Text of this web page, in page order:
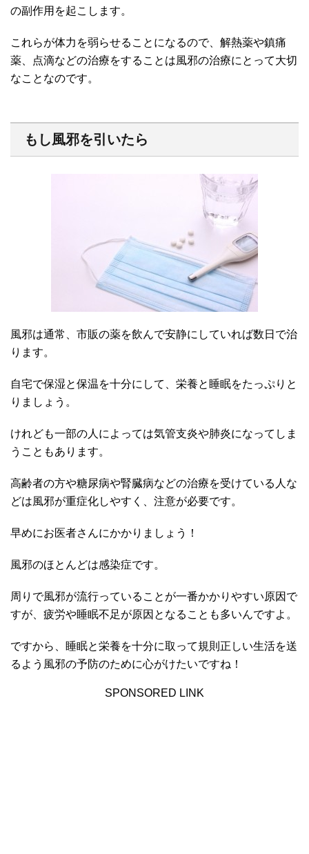
の副作用を起こします。
これらが体力を弱らせることになるので、解熱薬や鎮痛
薬、点滴などの治療をすることは風邪の治療にとって大切
なことなのです。
もし風邪を引いたら
風邪は通常、市販の薬を飲んで安静にしていれば数日で治
ります。
自宅で保湿と保温を十分にして、栄養と睡眠をたっぷりと
りましょう。
けれども一部の人によっては気管支炎や肺炎になってしま
うこともあります。
高齢者の方や糖尿病や腎臓病などの治療を受けている人な
どは風邪が重症化しやすく、注意が必要です。
早めにお医者さんにかかりましょう！
風邪のほとんどは感染症です。
周りで風邪が流行っていることが一番かかりやすい原因で
すが、疲労や睡眠不足が原因となることも多いんですよ。
ですから、睡眠と栄養を十分に取って規則正しい生活を送
るよう風邪の予防のために心がけたいですね！
SPONSORED LINK